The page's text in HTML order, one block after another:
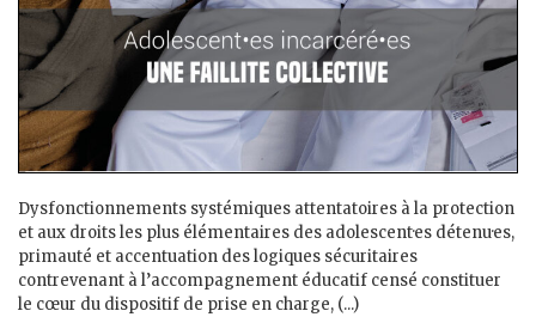
Dysfonctionnements systémiques attentatoires à la protection
et aux droits les plus élémentaires des adolescent·es détenu·es,
primauté et accentuation des logiques sécuritaires
contrevenant à l’accompagnement éducatif censé constituer
le cœur du dispositif de prise en charge, (...)